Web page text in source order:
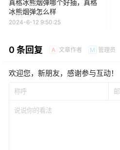
真格冰熊烟弹哪个好抽，真格
冰熊烟弹怎么样
2024-6-12 9:50:25
0 条回复 A 文章作者 M 管理员
欢迎您，新朋友，感谢参与互动！